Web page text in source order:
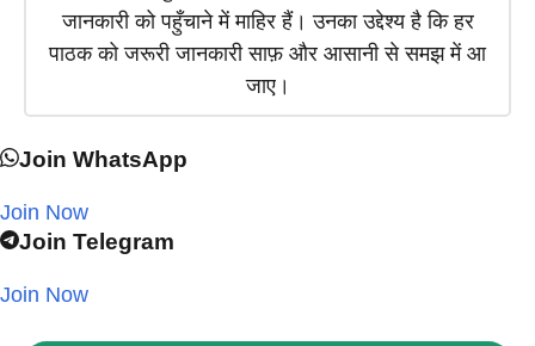
जानकारी को पहुँचाने में माहिर हैं। उनका उद्देश्य है कि हर
पाठक को जरूरी जानकारी साफ़ और आसानी से समझ में आ
जाए।
Join WhatsApp
Join Now
Join Telegram
Join Now